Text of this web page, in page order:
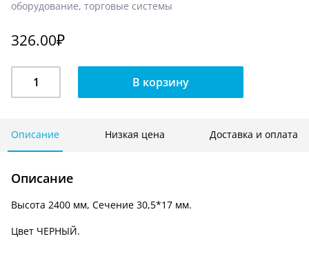
оборудование, торговые системы
326.00₽
Стойка
мм.
сечение
мм.
В корзину
Описание Низкая цена Доставка и оплата
Описание
Высота 2400 мм, Сечение 30,5*17 мм.
Цвет ЧЕРНЫЙ.